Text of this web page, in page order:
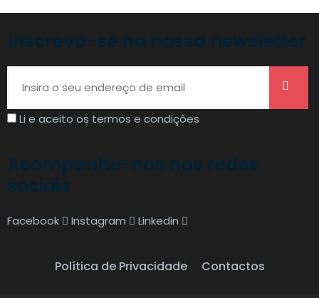
Inscreva-se na nossa newsletter
Li e aceito os termos e condições
Acompanhe-nos nas redes
sociais
Facebook Instagram Linkedin
Política de Privacidade Contactos